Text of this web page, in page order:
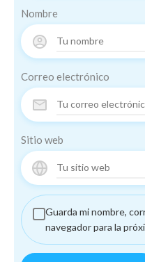
Nombre
Correo electrónico
Sitio web
Guarda mi nombre,
navegador para la